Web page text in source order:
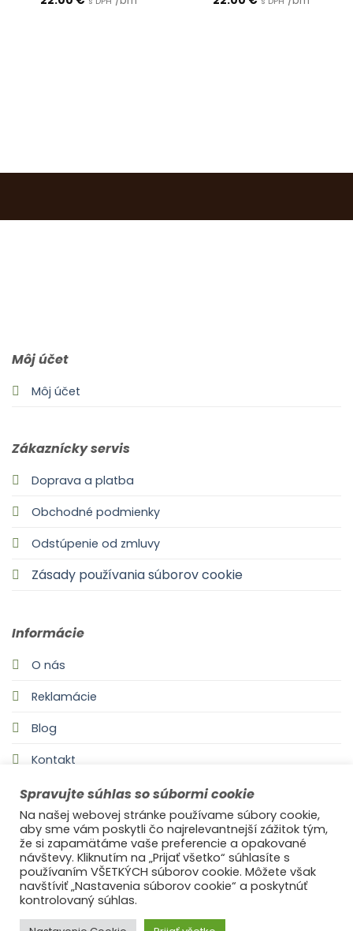
Môj účet
Môj účet
Zákaznícky servis
Doprava a platba
Obchodné podmienky
Odstúpenie od zmluvy
Zásady používania súborov cookie
Informácie
O nás
Reklamácie
Blog
Kontakt
©2021Ufonaut - Webcreation
Spravujte súhlas so súbormi cookie
Na našej webovej stránke používame súbory cookie,
aby sme vám poskytli čo najrelevantnejší zážitok tým,
že si zapamätáme vaše preferencie a opakované
návštevy. Kliknutím na „Prijať všetko“ súhlasíte s
používaním VŠETKÝCH súborov cookie. Môžete však
navštíviť „Nastavenia súborov cookie“ a poskytnúť
kontrolovaný súhlas.